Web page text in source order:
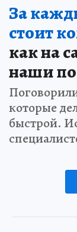
За
стоит
как на
наши
которые
быстрой.